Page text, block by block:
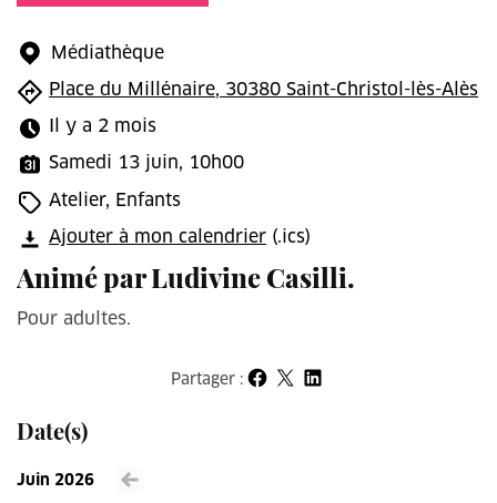
Date(s)
Voir le mois précédent
Juin 2026
Médiathèque
Place du Millénaire, 30380 Saint-Christol-lès-Alès
Il y a 2 mois
Samedi 13 juin, 10h00
Atelier, Enfants
Ajouter à mon calendrier (.ics)
Animé par Ludivine Casilli.
Pour adultes.
Partager :Partager sur Facebook
Partager sur X
Partager sur LinkedIn